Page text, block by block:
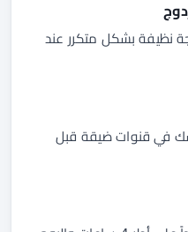
نظيفة بشكل متكرر عند
في قنوات ضيقة قبل